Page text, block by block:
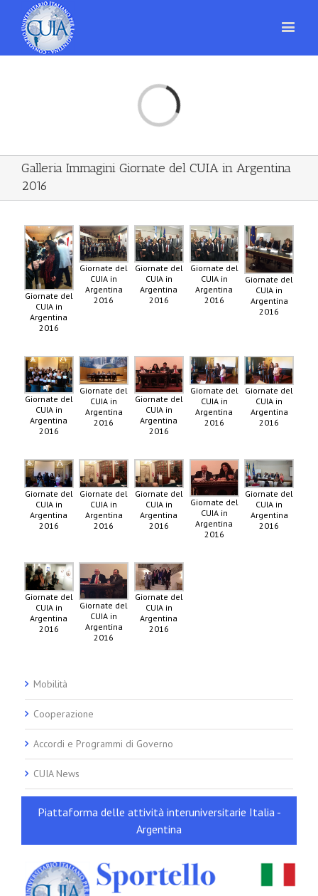
Loading...
Galleria Immagini Giornate del CUIA in Argentina
2016
Giornate del
CUIA in
Argentina
2016
Giornate del
CUIA in
Argentina
2016
Giornate del
CUIA in
Argentina
2016
Giornate del
CUIA in
Argentina
2016
Giornate del
CUIA in
Argentina
2016
Giornate del
CUIA in
Argentina
2016
Giornate del
CUIA in
Argentina
2016
Giornate del
CUIA in
Argentina
2016
Giornate del
CUIA in
Argentina
2016
Giornate del
CUIA in
Argentina
2016
Giornate del
CUIA in
Argentina
2016
Giornate del
CUIA in
Argentina
2016
Giornate del
CUIA in
Argentina
2016
Giornate del
CUIA in
Argentina
2016
Giornate del
CUIA in
Argentina
2016
Giornate del
CUIA in
Argentina
2016
Giornate del
CUIA in
Argentina
2016
Giornate del
CUIA in
Argentina
2016
Mobilità
Cooperazione
Accordi e Programmi di Governo
CUIA News
Piattaforma delle attività interuniversitarie Italia -
Argentina